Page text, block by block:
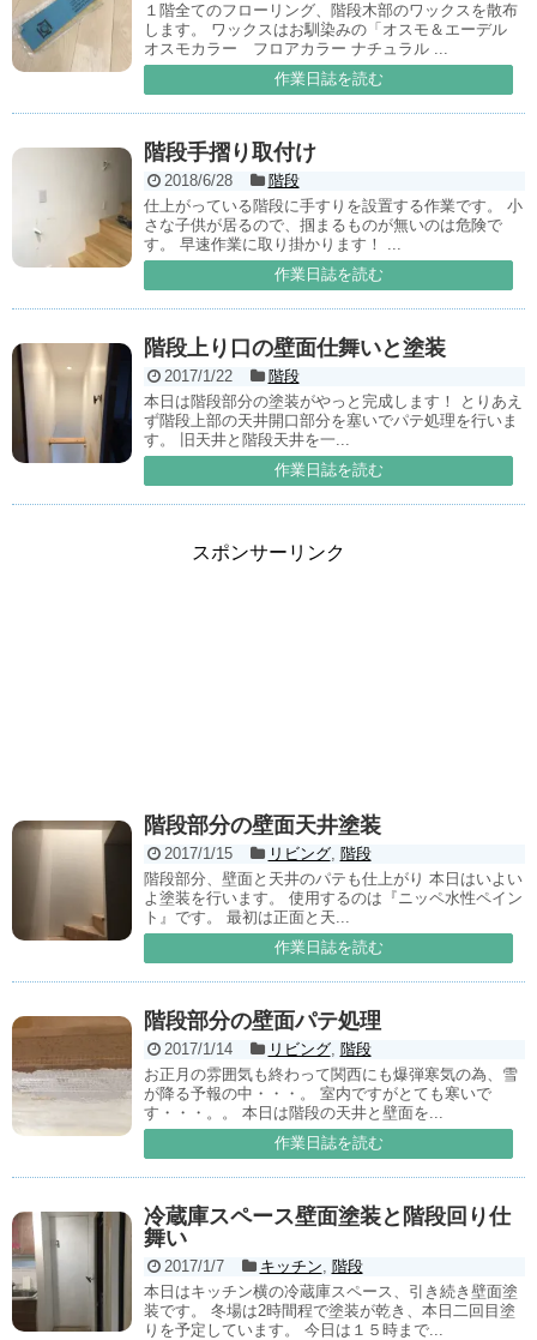
１階全てのフローリング、階段木部のワックスを散布
します。 ワックスはお馴染みの「オスモ＆エーデル
オスモカラー フロアカラー ナチュラル ...
作業日誌を読む
階段手摺り取付け
2018/6/28
階段
仕上がっている階段に手すりを設置する作業です。 小
さな子供が居るので、掴まるものが無いのは危険で
す。 早速作業に取り掛かります！ ...
作業日誌を読む
階段上り口の壁面仕舞いと塗装
2017/1/22
階段
本日は階段部分の塗装がやっと完成します！ とりあえ
ず階段上部の天井開口部分を塞いでパテ処理を行いま
す。 旧天井と階段天井を一...
作業日誌を読む
スポンサーリンク
階段部分の壁面天井塗装
2017/1/15 リビング, 階段
階段部分、壁面と天井のパテも仕上がり 本日はいよい
よ塗装を行います。 使用するのは『ニッペ水性ペイン
ト』です。 最初は正面と天...
作業日誌を読む
階段部分の壁面パテ処理
2017/1/14 リビング, 階段
お正月の雰囲気も終わって関西にも爆弾寒気の為、雪
が降る予報の中・・・。 室内ですがとても寒いで
す・・・。。 本日は階段の天井と壁面を...
作業日誌を読む
冷蔵庫スペース壁面塗装と階段回り仕
舞い
2017/1/7 キッチン, 階段
本日はキッチン横の冷蔵庫スペース、引き続き壁面塗
装です。 冬場は2時間程で塗装が乾き、本日二回目塗
りを予定しています。 今日は１５時まで...